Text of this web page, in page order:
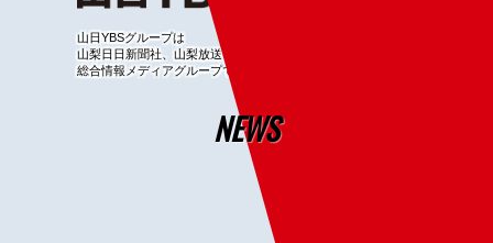
山日YBSグループは
山梨日日新聞社、山梨放送を中核とする
総合情報メディアグループです。
NEWS